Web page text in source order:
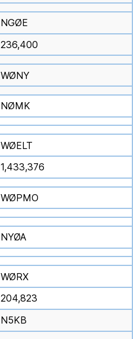
NGØE
236,400
WØNY
NØMK
WØELT
1,433,376
WØPMO
NYØA
WØRX
204,823
N5KB